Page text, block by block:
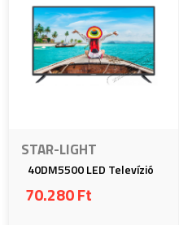
STAR-LIGHT
40DM5500 LED Televízió
70.280 Ft